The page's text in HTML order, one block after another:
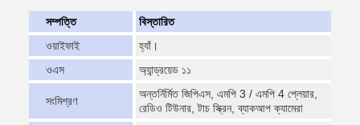
সম্পত্তি
বিস্তারিত
ওয়াইফাই
হ্যাঁ।
ওএস
অ্যান্ড্রয়েড ১১
সংমিশ্রণ
অন্তর্নির্মিত জিপিএস, এমপি 3 / এমপি 4 প্লেয়ার,
রেডিও টিউনার, টাচ স্ক্রিন, ব্যাকআপ ক্যামেরা